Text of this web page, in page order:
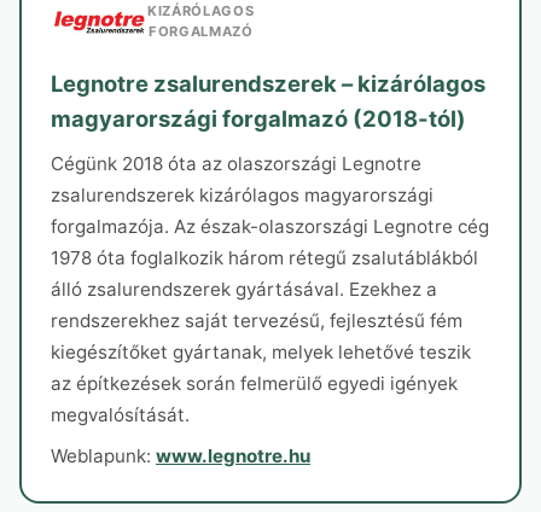
KIZÁRÓLAGOS
FORGALMAZÓ
Legnotre zsalurendszerek – kizárólagos
magyarországi forgalmazó (2018-tól)
Cégünk 2018 óta az olaszországi Legnotre
zsalurendszerek kizárólagos magyarországi
forgalmazója. Az észak-olaszországi Legnotre cég
1978 óta foglalkozik három rétegű zsalutáblákból
álló zsalurendszerek gyártásával. Ezekhez a
rendszerekhez saját tervezésű, fejlesztésű fém
kiegészítőket gyártanak, melyek lehetővé teszik
az építkezések során felmerülő egyedi igények
megvalósítását.
Weblapunk: www.legnotre.hu